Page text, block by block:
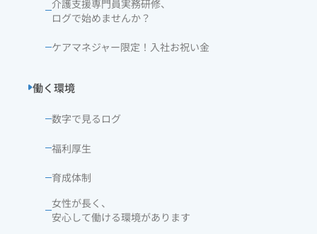
介護支援専門員実務研修、
ログで始めませんか？
ケアマネジャー限定！入社お祝い金
働く環境
数字で見るログ
福利厚生
育成体制
女性が長く、
安心して働ける環境があります